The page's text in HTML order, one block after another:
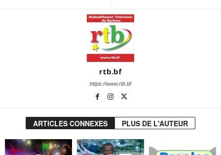
rtb.bf
https://www.rtb.bf
ARTICLES CONNEXES PLUS DE L'AUTEUR